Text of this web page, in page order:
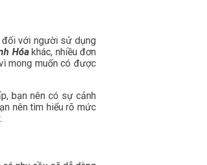
đối với người sử dụng
Hóakhác, nhiều đơn
mong muốn có được
bạn nên có sự cảnh
nên tìm hiểu rõ mức